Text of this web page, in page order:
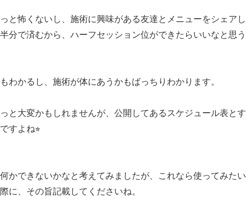
と怖くないし、施術に興味がある友達とメニューをシェアし
分で済むから、ハーフセッション位ができたらいいなと思う
わかるし、施術が体にあうかもばっちりわかります。
と大変かもしれませんが、公開してあるスケジュール表とす
すよね⭐︎
かできないかなと考えてみましたが、これなら使ってみたい
に、その旨記載してくださいね。